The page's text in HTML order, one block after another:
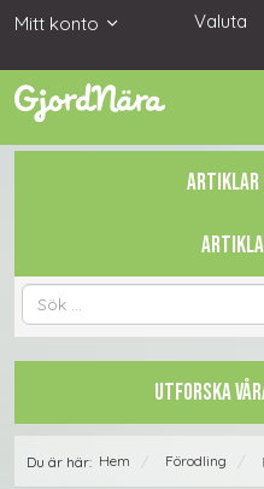
Mitt konto Valuta
ARTIKLAR
UTFORSKA
Du är här: Hem / Förodling /